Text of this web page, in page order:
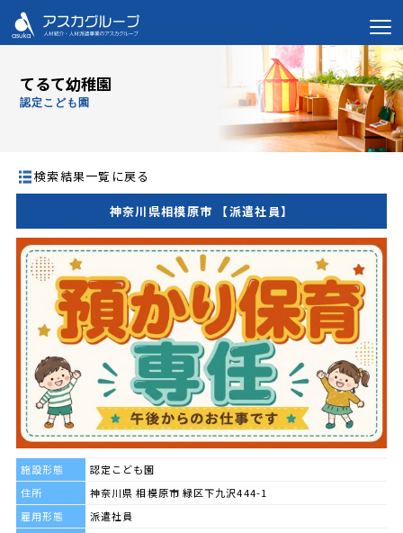
てるて幼稚園
認定こども園
検索結果一覧に戻る
神奈川県相模原市 【派遣社員】
施設形態
認定こども園
住所
神奈川県 相模原市 緑区下九沢444-1
雇用形態
派遣社員